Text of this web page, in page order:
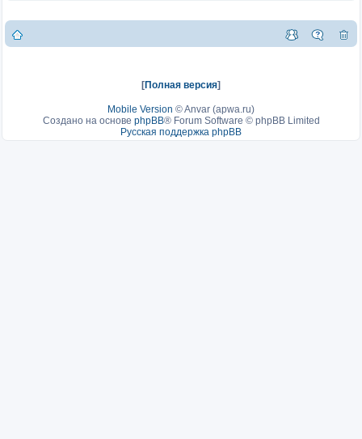
[Полная версия]
Mobile Version ©Anvar (apwa.ru)
Создано на основе phpBB® Forum Software © phpBB Limited
Русская поддержка phpBB